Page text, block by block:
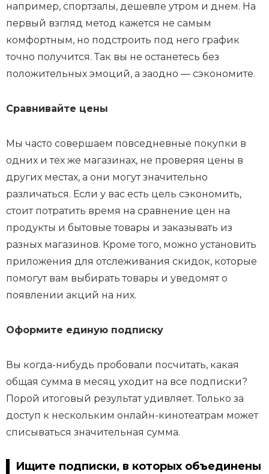
например, спортзалы, дешевле утром и днем. На
первый взгляд метод кажется не самым
комфортным, но подстроить под него график
точно получится. Так вы не останетесь без
положительных эмоций, а заодно — сэкономите.
Сравнивайте цены
Мы часто совершаем повседневные покупки в
одних и тех же магазинах, не проверяя цены в
других местах, а они могут значительно
различаться. Если у вас есть цель сэкономить,
стоит потратить время на сравнение цен на
продукты и бытовые товары и заказывать из
разных магазинов. Кроме того, можно установить
приложения для отслеживания скидок, которые
помогут вам выбирать товары и уведомят о
появлении акций на них.
Оформите единую подписку
Вы когда-нибудь пробовали посчитать, какая
общая сумма в месяц уходит на все подписки?
Порой итоговый результат удивляет. Только за
доступ к нескольким онлайн-кинотеатрам может
списываться значительная сумма.
Ищите подписки, в которых объединены